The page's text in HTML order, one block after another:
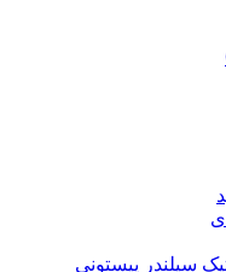
سیلندر پیستونی